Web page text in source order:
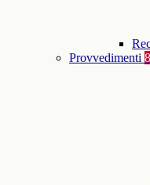
Provvedimenti